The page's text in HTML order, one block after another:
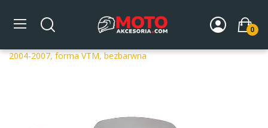
0
Strona główna DLA MOTOCYKLA Szyby
Szyby
2004-2007, forma VTM, bezbarwna